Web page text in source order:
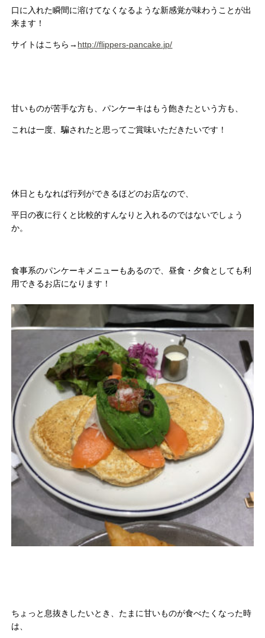
口に入れた瞬間に溶けてなくなるような新感覚が味わうことが出
来ます！
サイトはこちら→ http://flippers-pancake.jp/
甘いものが苦手な方も、パンケーキはもう飽きたという方も、
これは一度、騙されたと思ってご賞味いただきたいです！
休日ともなれば行列ができるほどのお店なので、
平日の夜に行くと比較的すんなりと入れるのではないでしょう
か。
食事系のパンケーキメニューもあるので、昼食・夕食としても利
用できるお店になります！
ちょっと息抜きしたいとき、たまに甘いものが食べたくなった時
は、